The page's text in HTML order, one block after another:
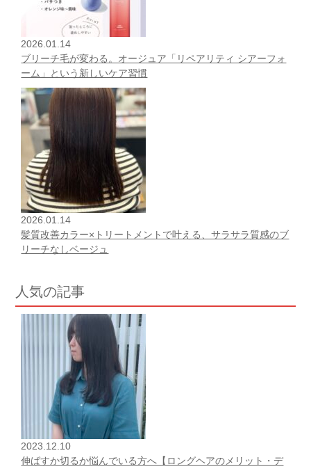
2026.01.14
ブリーチ毛が変わる。オージュア「リペアリティ シアーフォ
ーム」という新しいケア習慣
2026.01.14
髪質改善カラー×トリートメントで叶える、サラサラ質感のブ
リーチなしベージュ
人気の記事
2023.12.10
伸ばすか切るか悩んでいる方へ【ロングヘアのメリット・デ